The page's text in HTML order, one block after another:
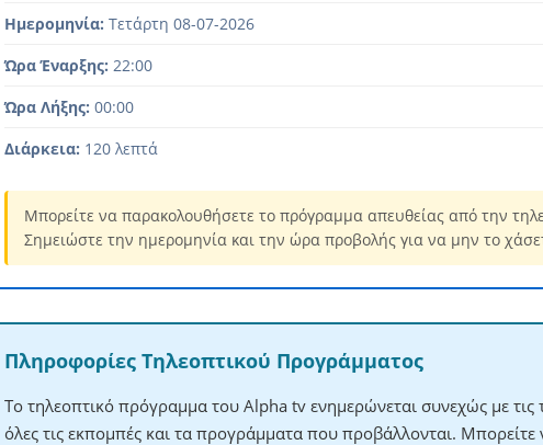
Ημερομηνία: Τετάρτη 08-07-2026
Ώρα Έναρξης: 22:00
Ώρα Λήξης: 00:00
Διάρκεια: 120 λεπτά
Μπορείτε να παρακολουθήσετε το πρόγραμμα απευθείας από την
Σημειώστε την ημερομηνία και την ώρα προβολής για να μην το
Πληροφορίες Τηλεοπτικού Προγράμματος
Το τηλεοπτικό πρόγραμμα του Alpha tv ενημερώνεται συνεχώς με τις
όλες τις εκπομπές και τα προγράμματα που προβάλλονται.